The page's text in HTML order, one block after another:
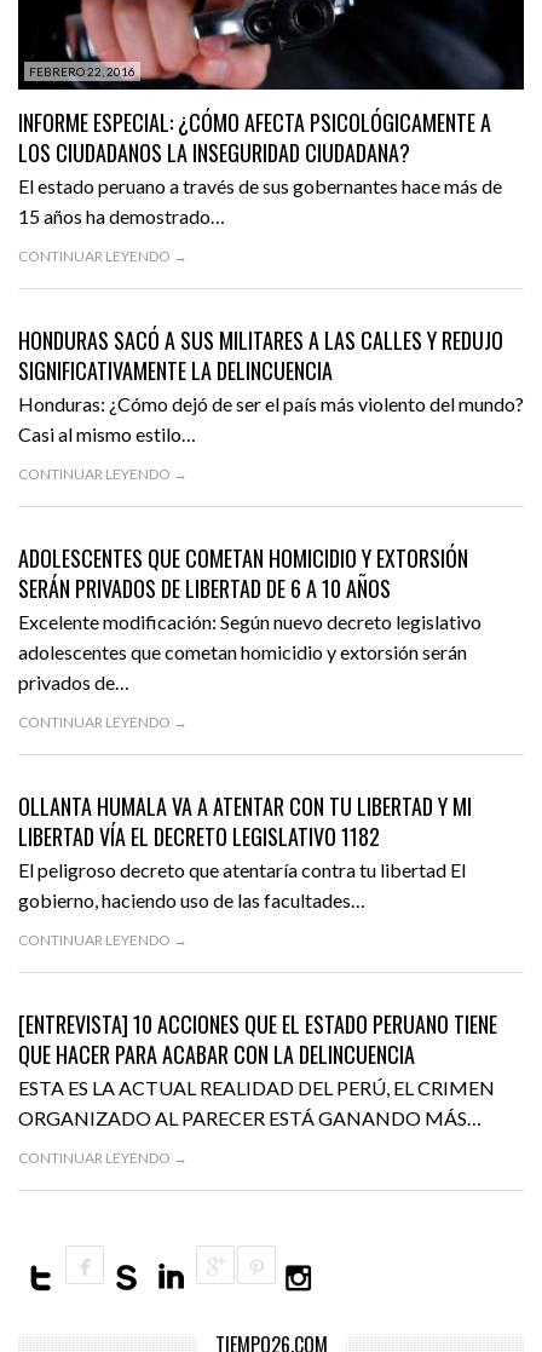
FEBRERO 22, 2016
INFORME ESPECIAL: ¿CÓMO AFECTA PSICOLÓGICAMENTE A
LOS CIUDADANOS LA INSEGURIDAD CIUDADANA?
El estado peruano a través de sus gobernantes hace más de
15 años ha demostrado…
CONTINUAR LEYENDO →
FEBRERO 2, 2016
HONDURAS SACÓ A SUS MILITARES A LAS CALLES Y REDUJO
SIGNIFICATIVAMENTE LA DELINCUENCIA
Honduras: ¿Cómo dejó de ser el país más violento del mundo?
Casi al mismo estilo…
CONTINUAR LEYENDO →
SEPTIEMBRE 23, 2015
ADOLESCENTES QUE COMETAN HOMICIDIO Y EXTORSIÓN
SERÁN PRIVADOS DE LIBERTAD DE 6 A 10 AÑOS
Excelente modificación: Según nuevo decreto legislativo
adolescentes que cometan homicidio y extorsión serán
privados de…
CONTINUAR LEYENDO →
AGOSTO 3, 2015
OLLANTA HUMALA VA A ATENTAR CON TU LIBERTAD Y MI
LIBERTAD VÍA EL DECRETO LEGISLATIVO 1182
El peligroso decreto que atentaría contra tu libertad El
gobierno, haciendo uso de las facultades…
CONTINUAR LEYENDO →
ABRIL 10, 2015
[ENTREVISTA] 10 ACCIONES QUE EL ESTADO PERUANO TIENE
QUE HACER PARA ACABAR CON LA DELINCUENCIA
ESTA ES LA ACTUAL REALIDAD DEL PERÚ, EL CRIMEN
ORGANIZADO AL PARECER ESTÁ GANANDO MÁS…
CONTINUAR LEYENDO →
TIEMPO26.COM